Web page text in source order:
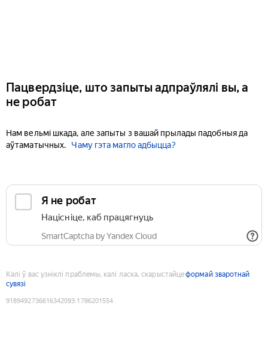
Пацвердзіце, што запыты адпраўлялі вы, а
не робат
Нам вельмі шкада, але запыты з вашай прылады падобныя да
аўтаматычных.
Чаму гэта магло адбыцца?
Я не робат
Націсніце, каб працягнуць
SmartCaptcha by Yandex Cloud
Калі ў вас узніклі праблемы, калі ласка, скарыстайцеформай зваротнай
сувязі
9189492736616342093:1786201554